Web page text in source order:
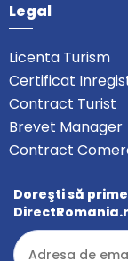
Legal
Licenta Turism
Certificat
Contract Turist
Brevet Manager
Contract
Doreşti să